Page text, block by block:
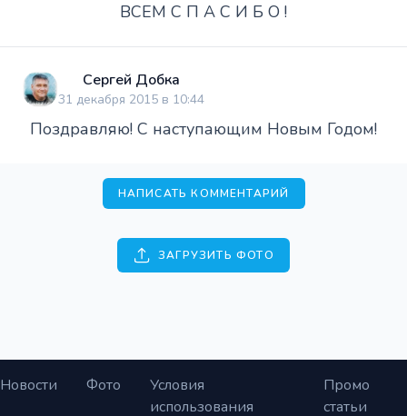
ВСЕМ С П А С И Б О !
Сергей Добка
31 декабря 2015 в 10:44
Поздравляю! С наступающим Новым Годом!
НАПИСАТЬ КОММЕНТАРИЙ
ЗАГРУЗИТЬ ФОТО
Новости Фото
Условия
использования
Промо
статьи